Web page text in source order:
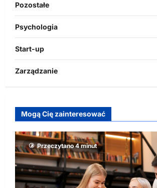
Pozostałe
Psychologia
Start-up
Zarządzanie
Mogą Cię zainteresować
Przeczytano 4 minut